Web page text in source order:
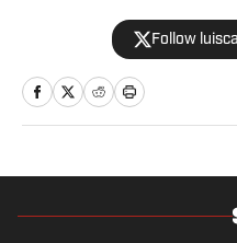
discuto la
Follow